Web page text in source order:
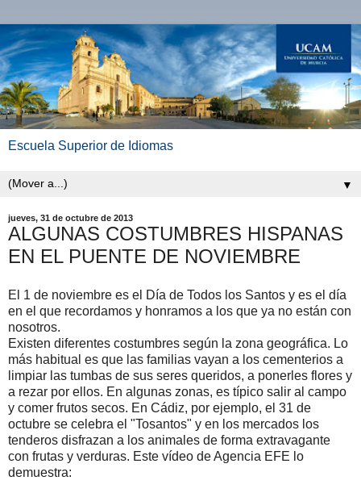
Escuela Superior de Idiomas
▼
jueves, 31 de octubre de 2013
ALGUNAS COSTUMBRES HISPANAS
EN EL PUENTE DE NOVIEMBRE
El 1 de noviembre es el Día de Todos los Santos y es el día
en el que recordamos y honramos a los que ya no están con
nosotros.
Existen diferentes costumbres según la zona geográfica. Lo
más habitual es que las familias vayan a los cementerios a
limpiar las tumbas de sus seres queridos, a ponerles flores y
a rezar por ellos. En algunas zonas, es típico salir al campo
y comer frutos secos. En Cádiz, por ejemplo, el 31 de
octubre se celebra el "Tosantos" y en los mercados los
tenderos disfrazan a los animales de forma extravagante
con frutas y verduras. Este vídeo de Agencia EFE lo
demuestra: